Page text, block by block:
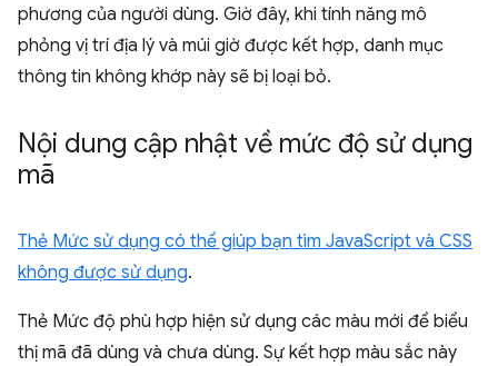
phương của người dùng. Giờ đây, khi tính năng mô
phỏng vị trí địa lý và múi giờ được kết hợp, danh mục
thông tin không khớp này sẽ bị loại bỏ.
Nội dung cập nhật về mức độ sử dụng
mã
Thẻ Mức sử dụng có thể giúp bạn tìm JavaScript và CSS
không được sử dụng.
Thẻ Mức độ phù hợp hiện sử dụng các màu mới để biểu
thị mã đã dùng và chưa dùng. Sự kết hợp màu sắc này